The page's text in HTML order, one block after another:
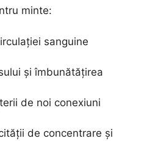
minte:
sanguine
și îmbunătățirea
de noi conexiuni
de concentrare și